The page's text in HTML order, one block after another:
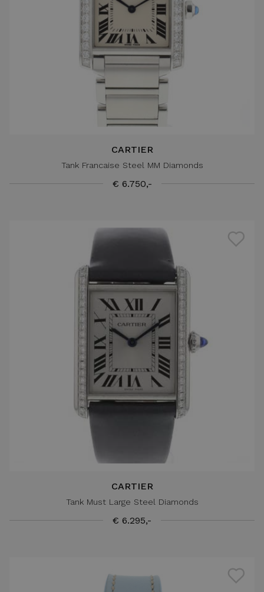
CARTIER
Tank Francaise Steel MM Diamonds
€ 6.750,-
CARTIER
Tank Must Large Steel Diamonds
€ 6.295,-